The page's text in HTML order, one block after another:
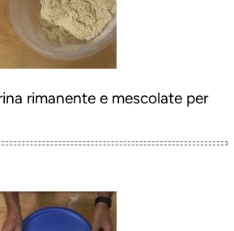
rimanente e mescolate per